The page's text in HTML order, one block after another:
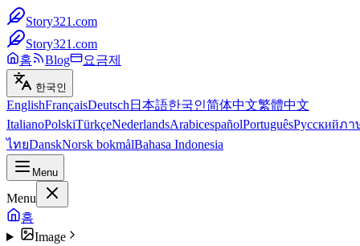
Story321.com
Story321.com
홈
Blog 요금제
한국인
EnglishFrançaisDeutsch 日本語한국인简体中文繁體中文
ItalianoPolskiTürkçeNederlandsArabicespañolPortuguêsРусскийภา
ไทยDanskNorsk bokmålBahasa Indonesia
Menu
Menu
홈
Image